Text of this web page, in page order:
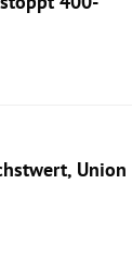
Union